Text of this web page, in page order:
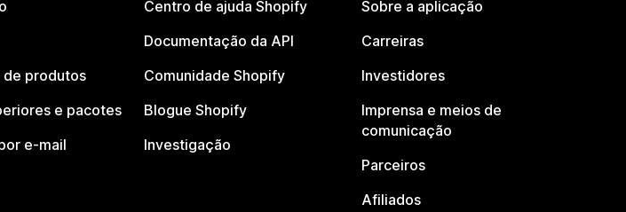
de produtos
e pacotes
e-mail
Centro de ajuda Shopify
Documentação da API
Comunidade Shopify
Blogue Shopify
Investigação
Sobre a aplicação
Carreiras
Investidores
Imprensa e meios de
comunicação
Parceiros
Afiliados